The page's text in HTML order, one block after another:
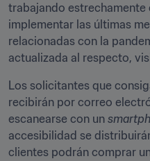
trabajando
implementar las últimas
relacionadas con la
actualizada al respecto,
Los solicitantes que
recibirán por correo
escanearse con un
accesibilidad se
clientes podrán comprar